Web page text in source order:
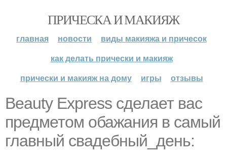
ПРИЧЕСКА И МАКИЯЖ
главная новости
виды макияжа и причесок
как делать прически и макияж
прически и макияж на дому
игры отзывы
Beauty Express сделает вас
предметом обажания в самый
главный свадебный_день: